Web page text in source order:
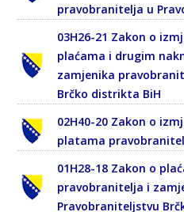
pravobranitelja u
03H26-21 Zakon o
plaćama i drugim
zamjenika
Brčko distrikta BiH
02H40-20 Zakon o
platama
01H28-18 Zakon o
pravobranitelja i
Pravobraniteljstvu